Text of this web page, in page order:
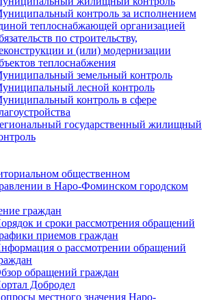
контроль за исполнением
теплоснабжающей организацией
по строительству,
и (или) модернизации
теплоснабжения
земельный контроль
лесной контроль
контроль в сфере
государственный жилищный
общественном
в Наро-Фоминском городском
граждан
и сроки рассмотрения обращений
приемов граждан
о рассмотрении обращений
обращений граждан
Добродел
местного значения Наро-